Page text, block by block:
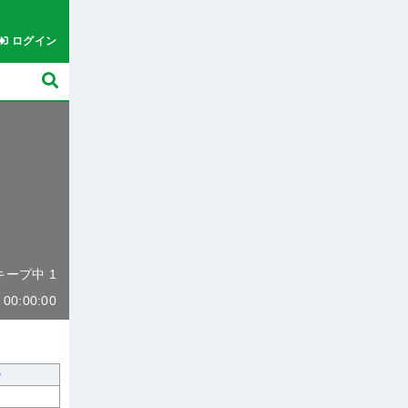
ログイン
ープ中 1
00:00:00